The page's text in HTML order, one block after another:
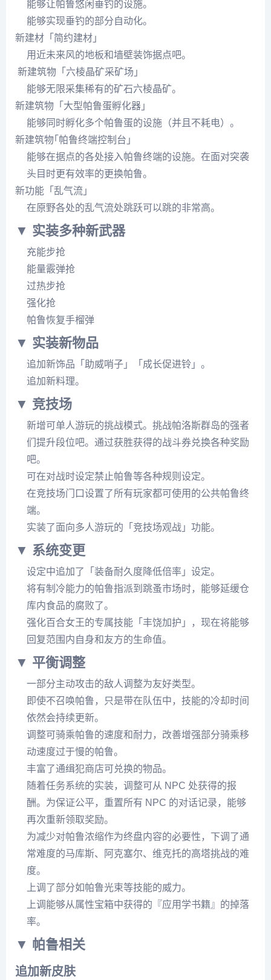
能够让帕鲁悠闲垂钓的设施。
能够实现垂钓的部分自动化。
新建材「简约建材」
用近未来风的地板和墙壁装饰据点吧。
新建筑物「六棱晶矿采矿场」
能够无限采集稀有的矿石六棱晶矿。
新建筑物「大型帕鲁蛋孵化器」
能够同时孵化多个帕鲁蛋的设施（并且不耗电）。
新建筑物｢帕鲁终端控制台｣
能够在据点的各处接入帕鲁终端的设施。在面对突袭
头目时更有效率的更换帕鲁。
新功能「乱气流」
在原野各处的乱气流处跳跃可以跳的非常高。
▼ 实装多种新武器
充能步抢
能量霰弹抢
过热步抢
强化抢
帕鲁恢复手榴弹
▼ 实装新物品
追加新饰品「助威哨子」「成长促进铃」。
追加新料理。
▼ 竞技场
新增可单人游玩的挑战模式。挑战帕洛斯群岛的强者
们提升段位吧。通过获胜获得的战斗券兑换各种奖励
吧。
可在对战时设定禁止帕鲁等各种规则设定。
在竞技场门口设置了所有玩家都可使用的公共帕鲁终
端。
实装了面向多人游玩的「竞技场观战」功能。
▼ 系统变更
设定中追加了「装备耐久度降低倍率」设定。
将有制冷能力的帕鲁指派到跳蚤市场时，能够延缓仓
库内食品的腐败了。
强化百合女王的专属技能「丰饶加护」，现在将能够
回复范围内自身和友方的生命值。
▼ 平衡调整
一部分主动攻击的敌人调整为友好类型。
即使不召唤帕鲁，只是带在队伍中，技能的冷却时间
依然会持续更新。
调整可骑乘帕鲁的速度和耐力，改善增强部分骑乘移
动速度过于慢的帕鲁。
丰富了通缉犯商店可兑换的物品。
随着任务系统的实装，调整可从 NPC 处获得的报
酬。为保证公平，重置所有 NPC 的对话记录，能够
再次重新领取奖励。
为减少对帕鲁浓缩作为终盘内容的必要性，下调了通
常难度的马库斯、阿克塞尔、维克托的高塔挑战的难
度。
上调了部分如帕鲁光束等技能的威力。
上调能够从属性宝箱中获得的『应用学书籍』的掉落
率。
▼ 帕鲁相关
追加新皮肤